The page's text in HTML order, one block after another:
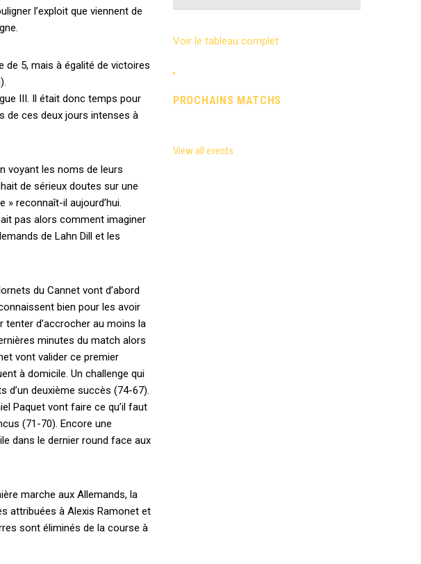
l’exploit que viennent de
de 5, mais à égalité de victoires
III. Il était donc temps pour
de ces deux jours intenses à
voyant les noms de leurs
de sérieux doutes sur une
» reconnaît-il aujourd’hui.
pas alors comment imaginer
de Lahn Dill et les
du Cannet vont d’abord
bien pour les avoir
tenter d’accrocher au moins la
minutes du match alors
vont valider ce premier
à domicile. Un challenge qui
d’un deuxième succès (74-67).
Paquet vont faire ce qu’il faut
(71-70). Encore une
dans le dernier round face aux
marche aux Allemands, la
attribuées à Alexis Ramonet et
sont éliminés de la course à
Voir le tableau complet
PROCHAINS MATCHS
View all events